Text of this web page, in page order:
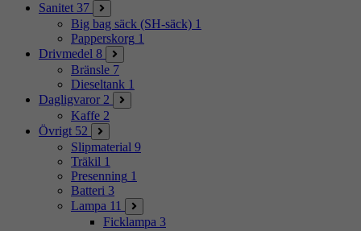
Sanitet 37
Big bag säck (SH-säck) 1
Papperskorg 1
Drivmedel 8
Bränsle 7
Dieseltank 1
Dagligvaror 2
Kaffe 2
Övrigt 52
Slipmaterial 9
Träkil 1
Presenning 1
Batteri 3
Lampa 11
Ficklampa 3